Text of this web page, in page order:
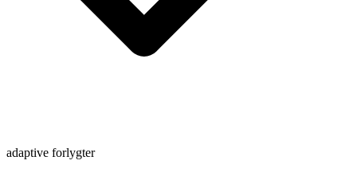
adaptive forlygter